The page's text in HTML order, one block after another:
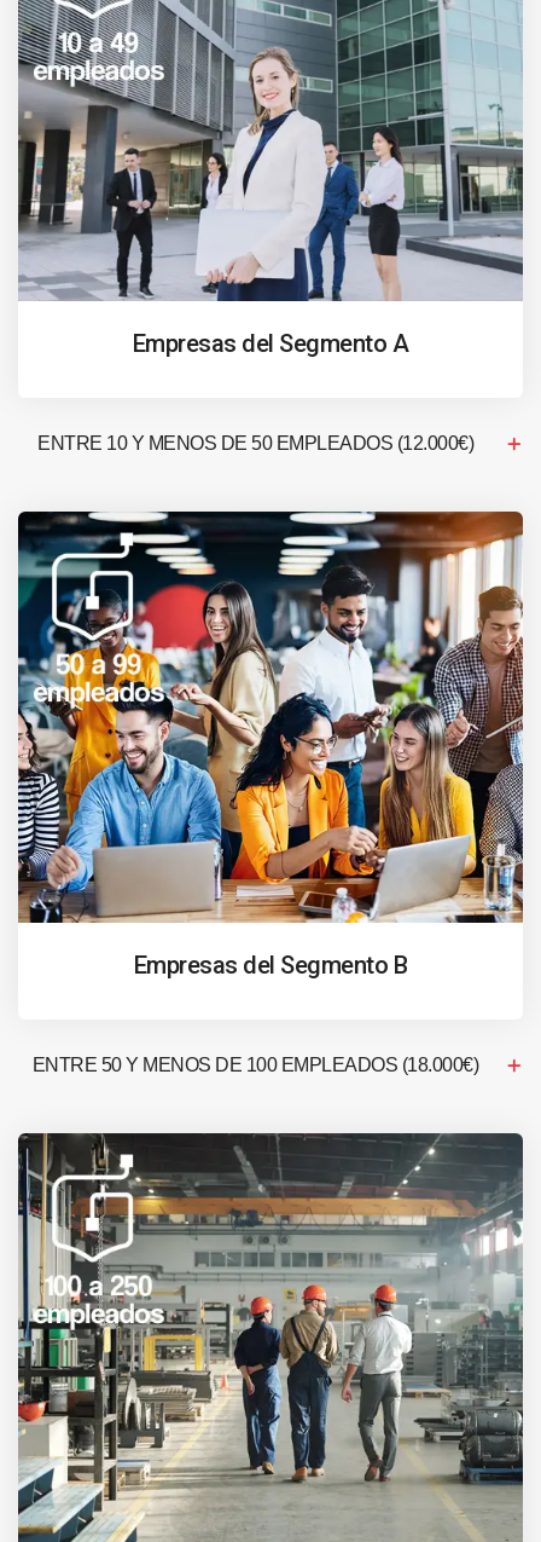
Empresas del Segmento A
ENTRE 10 Y MENOS DE 50 EMPLEADOS (12.000€)
Empresas del Segmento B
ENTRE 50 Y MENOS DE 100 EMPLEADOS (18.000€)